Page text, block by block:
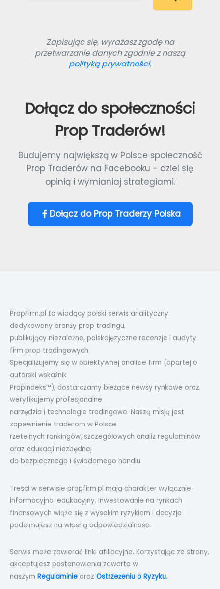
Zapisując się, wyrażasz zgodę na
przetwarzanie danych zgodnie z naszą
polityką prywatności.
Dołącz do społeczności
Prop Traderów!
Budujemy największą w Polsce społeczność
Prop Traderów na Facebooku - dziel się
opinią i wymianiaj strategiami.
Dołącz do Prop Traderzy Polska
PropFirm.pl to wiodący polski serwis analityczny
dedykowany branży prop tradingu,
publikujący niezależne, polskojęzyczne recenzje i audyty
firm prop tradingowych.
Specjalizujemy się w obiektywnej analizie firm (opartej o
autorski wskaźnik
PropIndeks™), dostarczamy bieżące newsy rynkowe oraz
weryfikujemy profesjonalne
narzędzia i technologie tradingowe. Naszą misją jest
zapewnienie traderom w Polsce
rzetelnych rankingów, szczegółowych analiz regulaminów
oraz edukacji niezbędnej
do bezpiecznego i świadomego handlu.
Treści w serwisie propfirm.pl mają charakter wyłącznie
informacyjno-edukacyjny. Inwestowanie na rynkach
finansowych wiąże się z wysokim ryzykiem i decyzje
podejmujesz na własną odpowiedzialność.
Serwis może zawierać linki afiliacyjne. Korzystając ze strony,
akceptujesz postanowienia zawarte w
naszym Regulaminie oraz Ostrzeżeniu o Ryzyku.